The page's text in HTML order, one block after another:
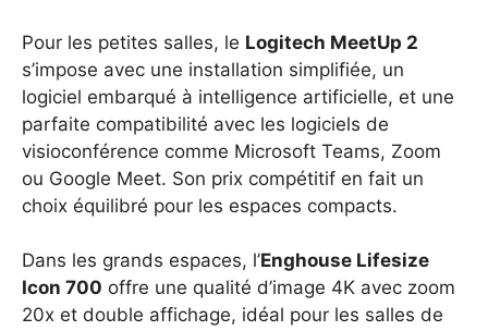
Pour les petites salles, le Logitech MeetUp 2
s’impose avec une installation simplifiée, un
logiciel embarqué à intelligence artificielle, et une
parfaite compatibilité avec les logiciels de
visioconférence comme Microsoft Teams, Zoom
ou Google Meet. Son prix compétitif en fait un
choix équilibré pour les espaces compacts.
Dans les grands espaces, l’Enghouse Lifesize
Icon 700 offre une qualité d’image 4K avec zoom
20x et double affichage, idéal pour les salles de